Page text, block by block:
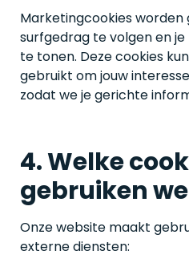
Marketingcookies worden
surfgedrag te volgen en
te tonen. Deze cookies
gebruikt om jouw
zodat we je gerichte
4. Welke
gebruiken
Onze website maakt
externe diensten: